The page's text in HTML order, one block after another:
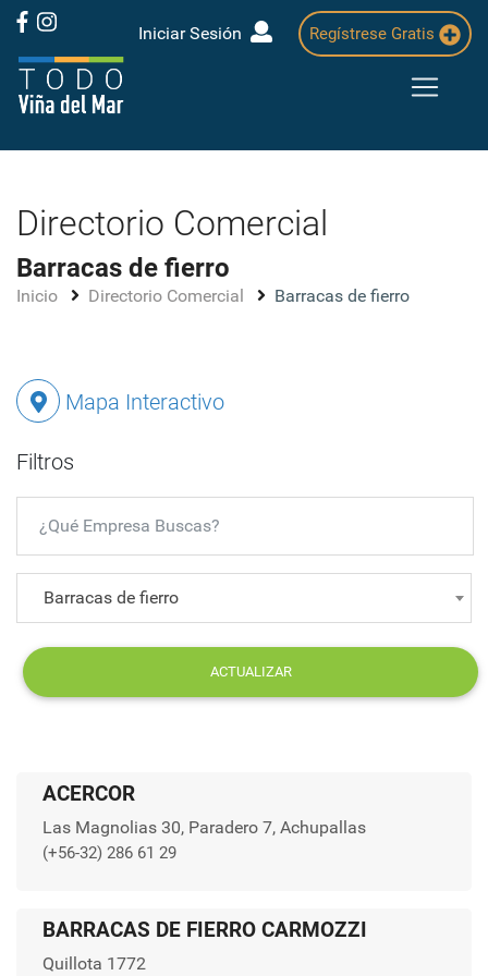
Iniciar Sesión Regístrese Gratis
Directorio Comercial
Barracas de fierro
Inicio Directorio Comercial Barracas de fierro
Mapa Interactivo
Filtros
Barracas de fierro
ACTUALIZAR
ACERCOR
Las Magnolias 30, Paradero 7, Achupallas
(+56-32) 286 61 29
BARRACAS DE FIERRO CARMOZZI
Quillota 1772